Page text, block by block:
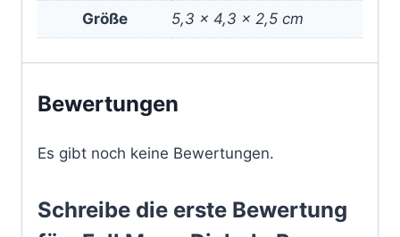
Größe 5,3 × 4,3 × 2,5 cm
Bewertungen
Es gibt noch keine Bewertungen.
Schreibe die erste Bewertung